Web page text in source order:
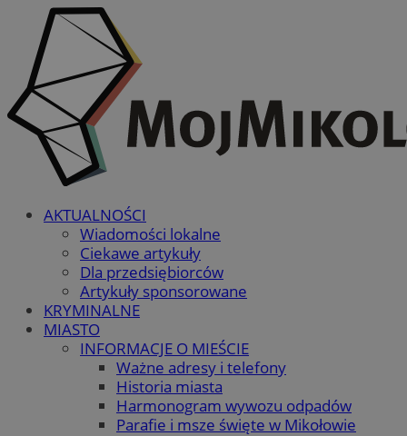
AKTUALNOŚCI
Wiadomości lokalne
Ciekawe artykuły
Dla przedsiębiorców
Artykuły sponsorowane
KRYMINALNE
MIASTO
INFORMACJE O MIEŚCIE
Ważne adresy i telefony
Historia miasta
Harmonogram wywozu odpadów
Parafie i msze święte w Mikołowie